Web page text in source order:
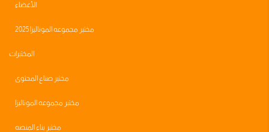
الأعضاء
مختبر مجموعه الموناليزا 2025
المختبرات
مختبر صناع المحتوى
مختبر مجموعه الموناليزا
مختبر بناء المنصه